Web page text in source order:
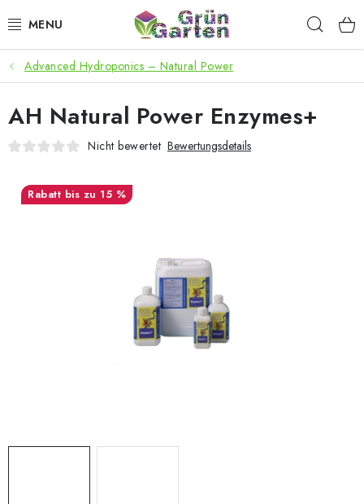
Inhalt
ANGEBOTE
LED PFLANZENLAMPEN
ANBAUBEDARF FÜR DEN HEIMANBAU
AQUARISTIK
Kaufberatung AGB
Impressum
Advanced Hydroponics – Natural Power
AH Natural Power Enzymes+
Nicht bewertet Bewertungsdetails
bis zu 15 %